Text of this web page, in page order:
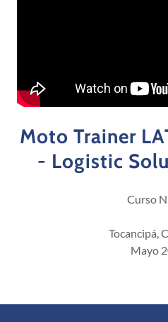
Moto Trainer
- Logistic
Curso
Tocancipá,
Mayo